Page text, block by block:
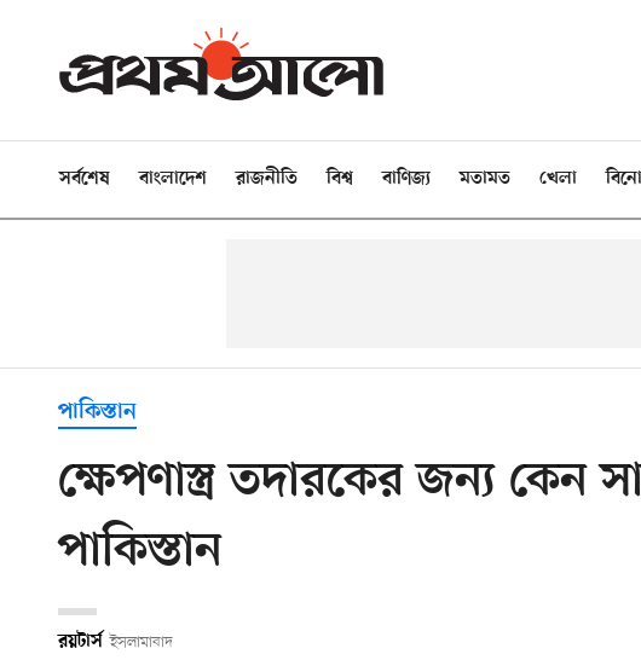
সর্বশেষ বাংলাদেশ রাজনীতি বিশ্ব বাণিজ্য মতামত খেলা
পাকিস্তান
ক্ষেপণাস্ত্র তদারকের জন্য কেন
পাকিস্তান
রয়টার্স ইসলামাবাদ